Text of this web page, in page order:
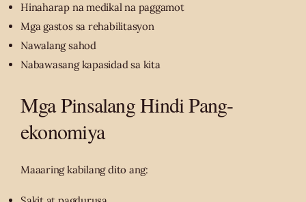
Hinaharap na medikal na paggamot
Mga gastos sa rehabilitasyon
Nawalang sahod
Nabawasang kapasidad sa kita
Mga Pinsalang Hindi Pang-
ekonomiya
Maaaring kabilang dito ang: